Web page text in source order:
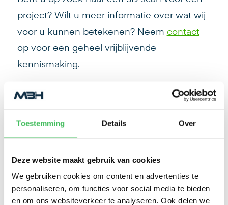
Toestemming Details Over
Deze website maakt gebruik van cookies
We gebruiken cookies om content en advertenties te
personaliseren, om functies voor social media te bieden
en om ons websiteverkeer te analyseren. Ook delen we
project? Wilt u meer informatie over wat wij
voor u kunnen betekenen? Neem contact
op voor een geheel vrijblijvende
kennismaking.
Patrick van Manen
Geschreven op 3 juni 2021